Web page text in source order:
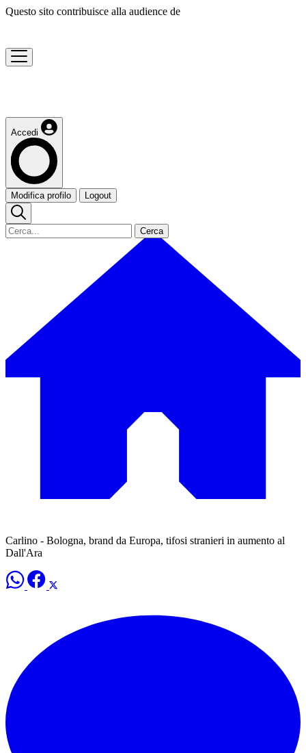
Questo sito contribuisce alla audience de
Accedi
Modifica profilo Logout
Cerca
Carlino - Bologna, brand da Europa, tifosi stranieri in aumento al
Dall'Ara